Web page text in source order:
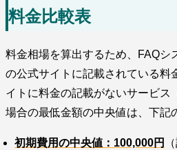
料金比較表
料金相場を算出するため、FAQシ
の公式サイトに記載されている料
イトに料金の記載がないサービス
場合の最低金額の中央値は、下記
初期費用の中央値：100,000円